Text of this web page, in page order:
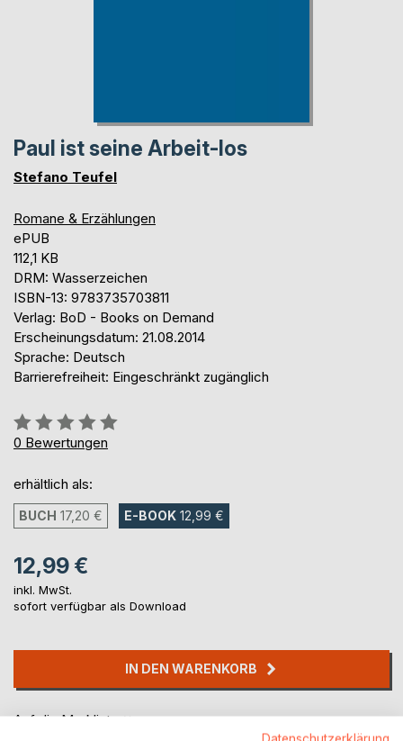
Paul ist seine Arbeit-los
Stefano Teufel
Romane & Erzählungen
ePUB
112,1 KB
DRM: Wasserzeichen
ISBN-13: 9783735703811
Verlag: BoD - Books on Demand
Erscheinungsdatum: 21.08.2014
Sprache: Deutsch
Barrierefreiheit: Eingeschränkt zugänglich
Bewertung::
0%
0 Bewertungen
erhältlich als:
BUCH 17,20 € E-BOOK 12,99 €
12,99 €
inkl. MwSt.
sofort verfügbar als Download
IN DEN WARENKORB
Auf die Merkliste